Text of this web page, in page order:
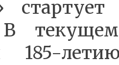
стартует
В
185-